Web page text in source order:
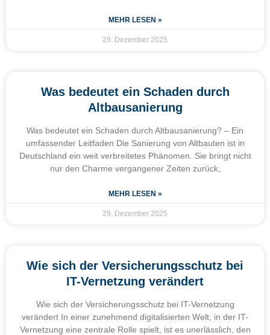
MEHR LESEN »
29. Dezember 2025
Was bedeutet ein Schaden durch
Altbausanierung
Was bedeutet ein Schaden durch Altbausanierung? – Ein
umfassender Leitfaden Die Sanierung von Altbauten ist in
Deutschland ein weit verbreitetes Phänomen. Sie bringt nicht
nur den Charme vergangener Zeiten zurück,
MEHR LESEN »
29. Dezember 2025
Wie sich der Versicherungsschutz bei
IT-Vernetzung verändert
Wie sich der Versicherungsschutz bei IT-Vernetzung
verändert In einer zunehmend digitalisierten Welt, in der IT-
Vernetzung eine zentrale Rolle spielt, ist es unerlässlich, den